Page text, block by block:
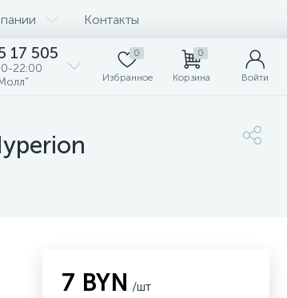
Контакты
17 505
22:00
0
Избранное
0
Корзина Войти
7 BYN /шт